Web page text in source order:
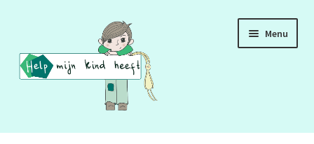
naar
navigatie
de
inhoud
Menu
ADD